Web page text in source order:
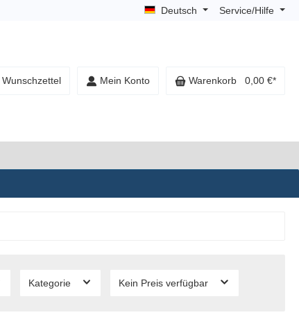
Deutsch Service/Hilfe
Wunschzettel Mein Konto Warenkorb 0,00 €*
Kategorie Kein Preis verfügbar